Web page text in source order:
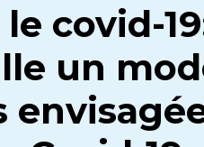
covid-
un